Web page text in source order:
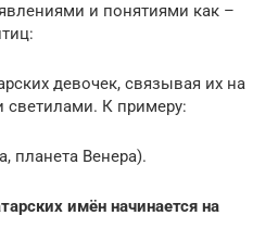
и понятиями как –
девочек, связывая их на
К примеру:
планета Венера).
имён начинается на